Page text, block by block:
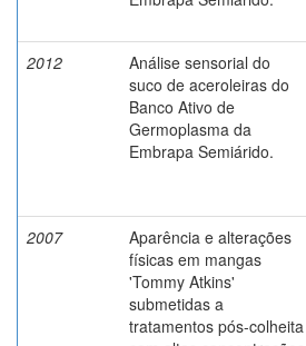
2012
Análise sensorial do
suco de aceroleiras do
Banco Ativo de
Germoplasma da
Embrapa Semiárido.
2007
Aparência e alterações
físicas em mangas
'Tommy Atkins'
submetidas a
tratamentos pós-colheita